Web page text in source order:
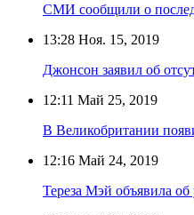
СМИ сообщили о
13:28 Ноя. 15, 2019
Джонсон заявил об
12:11 Май 25, 2019
В Великобритании
12:16 Май 24, 2019
Тереза Мэй объявила об